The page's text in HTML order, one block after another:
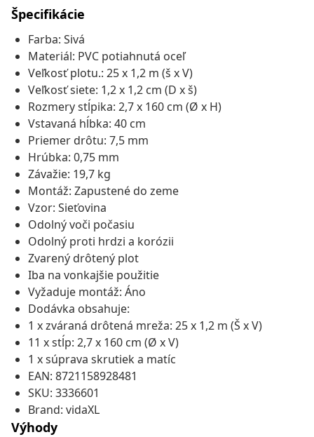
Špecifikácie
Farba: Sivá
Materiál: PVC potiahnutá oceľ
Veľkosť plotu.: 25 x 1,2 m (š x V)
Veľkosť siete: 1,2 x 1,2 cm (D x š)
Rozmery stĺpika: 2,7 x 160 cm (Ø x H)
Vstavaná hĺbka: 40 cm
Priemer drôtu: 7,5 mm
Hrúbka: 0,75 mm
Závažie: 19,7 kg
Montáž: Zapustené do zeme
Vzor: Sieťovina
Odolný voči počasiu
Odolný proti hrdzi a korózii
Zvarený drôtený plot
Iba na vonkajšie použitie
Vyžaduje montáž: Áno
Dodávka obsahuje:
1 x zváraná drôtená mreža: 25 x 1,2 m (Š x V)
11 x stĺp: 2,7 x 160 cm (Ø x V)
1 x súprava skrutiek a matíc
EAN: 8721158928481
SKU: 3336601
Brand: vidaXL
Výhody